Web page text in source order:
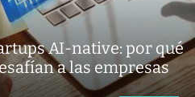
AI-native: por qué
a las empresas